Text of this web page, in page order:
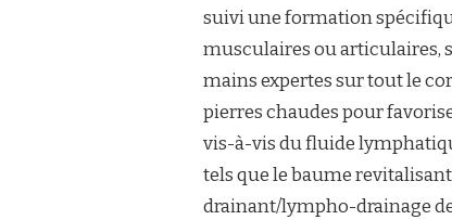
suivi une formation
musculaires ou articulaires,
mains expertes sur tout le
pierres chaudes pour
vis-à-vis du fluide
tels que le baume
drainant/lympho-drainage